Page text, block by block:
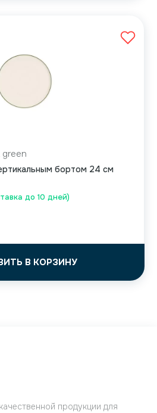
до 10 дней)
green
бортом 24 см
В КОРЗИНУ
продукции для